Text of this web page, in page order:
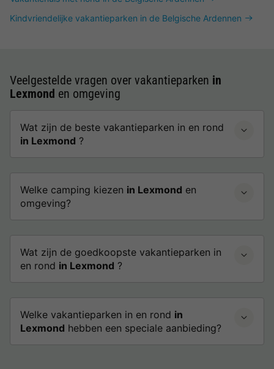
Kindvriendelijke vakantieparken in de Belgische Ardennen
Veelgestelde vragen over vakantieparken in
Lexmond en omgeving
Wat zijn de beste vakantieparken in en rond
in Lexmond ?
Welke camping kiezen in Lexmond en
omgeving?
Wat zijn de goedkoopste vakantieparken in
en rond in Lexmond ?
Welke vakantieparken in en rond in
Lexmond hebben een speciale aanbieding?